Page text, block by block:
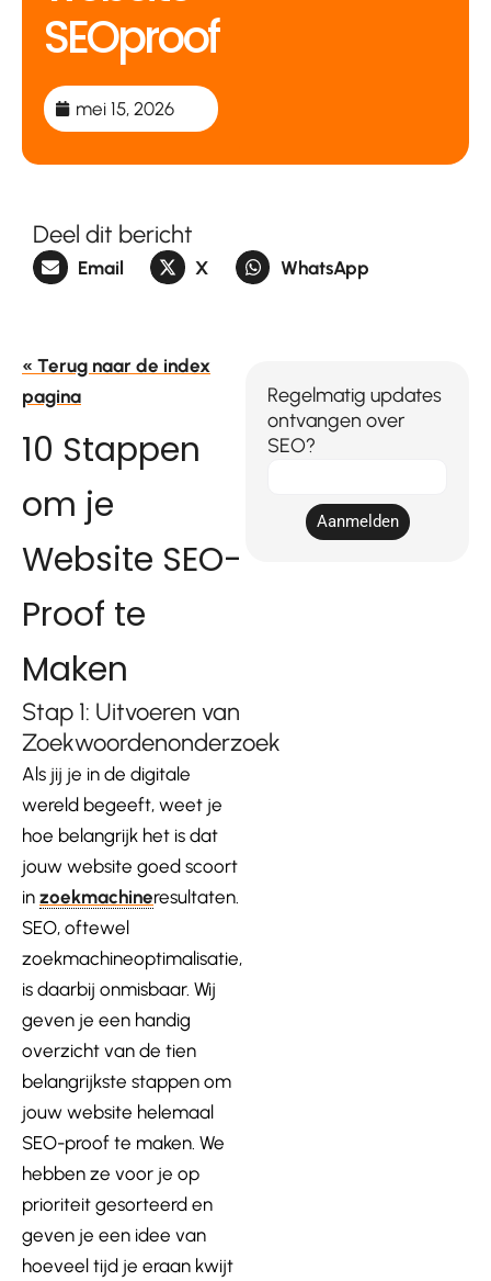
SEOproof
mei 15, 2026
Deel dit bericht
Email X WhatsApp
« Terug naar de index
pagina
10 Stappen
om je
Website SEO-
Proof te
Maken
Stap 1: Uitvoeren van
Zoekwoordenonderzoek
Als jij je in de digitale
wereld begeeft, weet je
hoe belangrijk het is dat
jouw website goed scoort
in zoekmachineresultaten.
SEO, oftewel
zoekmachineoptimalisatie,
is daarbij onmisbaar. Wij
geven je een handig
overzicht van de tien
belangrijkste stappen om
jouw website helemaal
SEO-proof te maken. We
hebben ze voor je op
prioriteit gesorteerd en
geven je een idee van
hoeveel tijd je eraan kwijt
Regelmatig updates
ontvangen over
SEO?
Aanmelden